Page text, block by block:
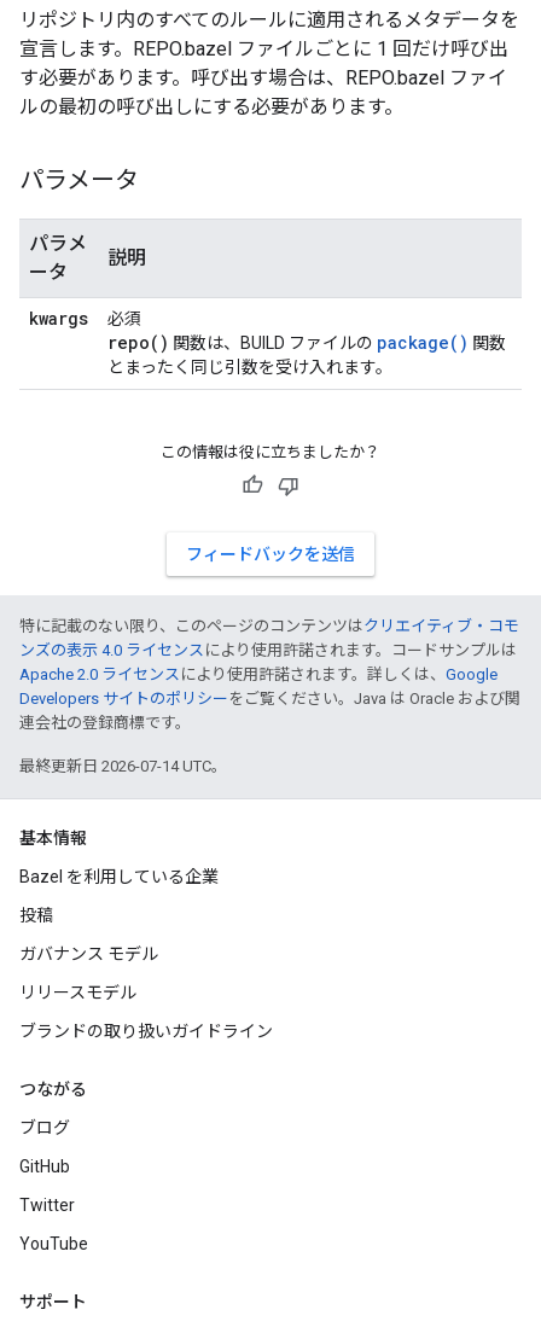
リポジトリ内のすべてのルールに適用されるメタデータを
宣言します。REPO.bazel ファイルごとに 1 回だけ呼び出
す必要があります。呼び出す場合は、REPO.bazel ファイ
ルの最初の呼び出しにする必要があります。
パラメータ
パラメ
ータ
説明
kwargs 必須
repo( ) 関数は、BUILD ファイルの package() 関数
とまったく同じ引数を受け入れます。
この情報は役に立ちましたか？
フィードバックを送信
特に記載のない限り、このページのコンテンツはクリエイティブ・コモ
ンズの表示 4.0 ライセンス により使用許諾されます。コードサンプルは
Apache 2.0 ライセンス により使用許諾されます。詳しくは、 Google
Developers サイトのポリシー をご覧ください。Java は Oracle および関
連会社の登録商標です。
最終更新日 2026-07-14 UTC。
基本情報
Bazel を利用している企業
投稿
ガバナンス モデル
リリースモデル
ブランドの取り扱いガイドライン
つながる
ブログ
GitHub
Twitter
YouTube
サポート